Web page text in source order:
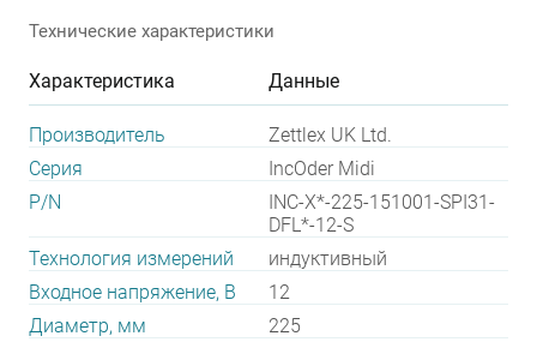
Технические характеристики
Характеристика Данные
Производитель
Zettlex UK Ltd.
Серия
IncOder Midi
P/N
INC-X*-225-151001-SPI31-
DFL*-12-S
Технология измерений
индуктивный
Входное напряжение, В
12
Диаметр, мм
225